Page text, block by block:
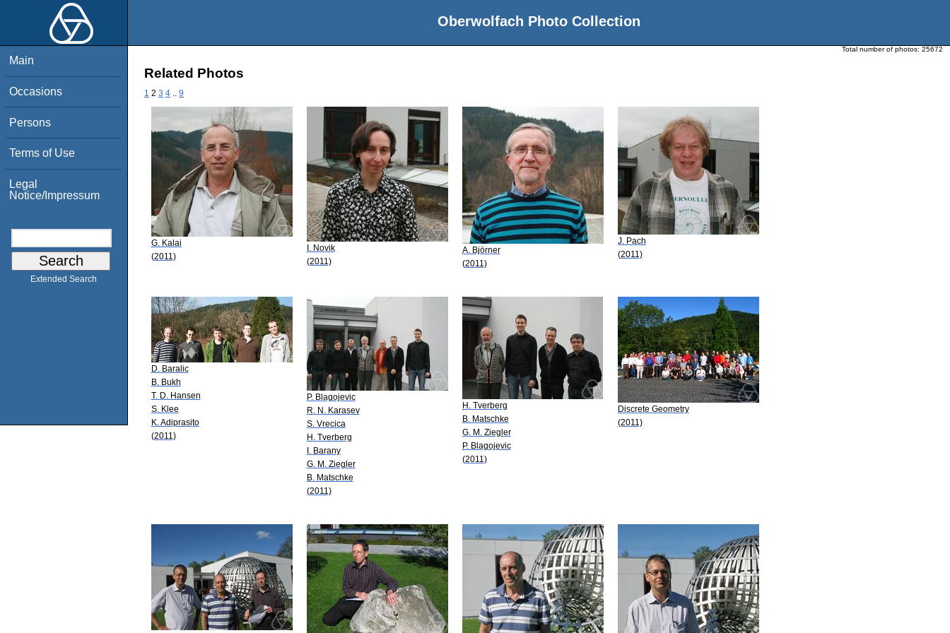
Oberwolfach Photo Collection
Main
Occasions
Persons
Terms of Use
Legal
Notice/Impressum
Extended Search
Total number of photos: 25672
Related Photos
1 2 3 4 9
G. Kalai
(2011)
I. Novik
(2011)
A. Björner
(2011)
J. Pach
(2011)
D. Baralic
B. Bukh
T. D. Hansen
S. Klee
K. Adiprasito
(2011)
P. Blagojevic
R. N. Karasev
S. Vrecica
H. Tverberg
I. Barany
G. M. Ziegler
B. Matschke
(2011)
H. Tverberg
B. Matschke
G. M. Ziegler
P. Blagojevic
(2011)
Discrete Geometry
(2011)